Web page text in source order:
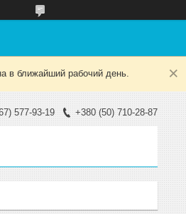
в ближайший рабочий день.
577-93-19 +380 (50) 710-28-87